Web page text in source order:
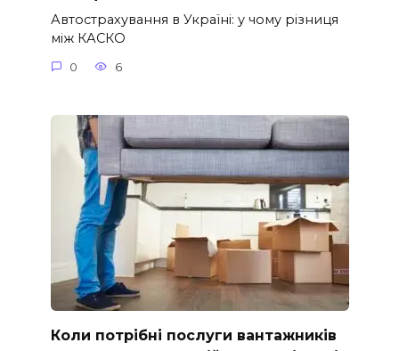
Автострахування в Україні: у чому різниця
між КАСКО
0 6
Коли потрібні послуги вантажників